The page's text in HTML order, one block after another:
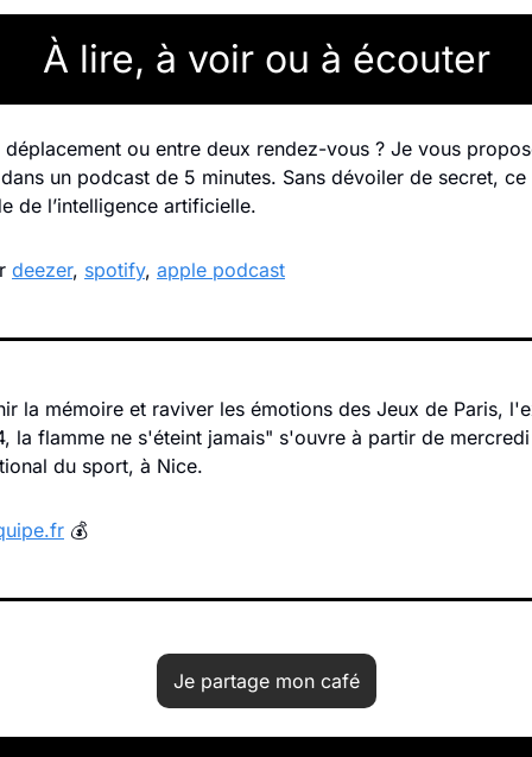
À lire, à voir ou à écouter
déplacement ou entre deux rendez-vous ? Je vous
un podcast de 5 minutes. Sans dévoiler de secret,
de l’intelligence artificielle.
deezer, spotify, apple podcast
la mémoire et raviver les émotions des Jeux de Paris,
la flamme ne s'éteint jamais" s'ouvre à partir de
du sport, à Nice.
💰
Je partage mon café